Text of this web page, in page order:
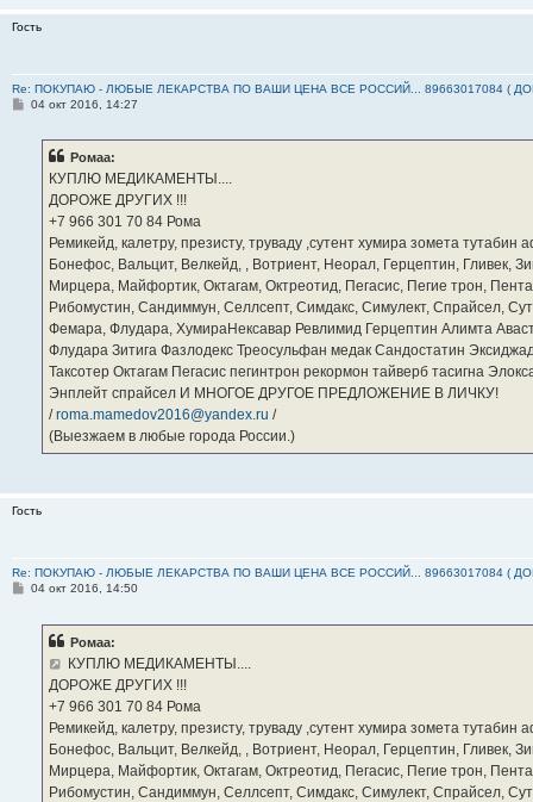
Гость
Re: ПОКУПАЮ - ЛЮБЫЕ ЛЕКАРСТВА ПО ВАШИ ЦЕНА ВСЕ РОССИЙ... 89663017084 (
С04 окт 2016, 14:27
Ромаа:
КУПЛЮ МЕДИКАМЕНТЫ....
ДОРОЖЕ ДРУГИХ !!!
‪+7 966 301 70 84‬ Рома
Ремикейд, калетру, презисту, труваду ,сутент хумира зомета
Бонефос, Вальцит, Велкейд, , Вотриент, Неорал, Герцептин, Гливек,
Мирцера, Майфортик, Октагам, Октреотид, Пегасис, Пегие трон,
Рибомустин, Сандиммун, Селлсепт, Симдакс, Симулект, Спрайсел,
Фемара, Флудара, ХумираНексавар Ревлимид Герцептин Алимта
Флудара Зитига Фазлодекс Треосульфан медак Сандостатин
Таксотер Октагам Пегасис пегинтрон рекормон тайверб тасигна
Энплейт спрайсел И МНОГОЕ ДРУГОЕ ПРЕДЛОЖЕНИЕ В ЛИЧКУ!
/roma.mamedov2016@yandex.ru /
(Выезжаем в любые города России.)
Гость
Re: ПОКУПАЮ - ЛЮБЫЕ ЛЕКАРСТВА ПО ВАШИ ЦЕНА ВСЕ РОССИЙ... 89663017084 (
С04 окт 2016, 14:50
Ромаа:
КУПЛЮ МЕДИКАМЕНТЫ....
ДОРОЖЕ ДРУГИХ !!!
‪+7 966 301 70 84‬ Рома
Ремикейд, калетру, презисту, труваду ,сутент хумира зомета
Бонефос, Вальцит, Велкейд, , Вотриент, Неорал, Герцептин, Гливек,
Мирцера, Майфортик, Октагам, Октреотид, Пегасис, Пегие трон,
Рибомустин, Сандиммун, Селлсепт, Симдакс, Симулект, Спрайсел,